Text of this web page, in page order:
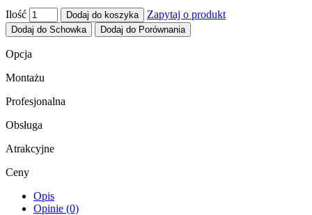
Ilość Dodaj do koszyka Zapytaj o produkt
Dodaj do Schowka Dodaj do Porównania
Opcja
Montażu
Profesjonalna
Obsługa
Atrakcyjne
Ceny
Opis
Opinie (0)